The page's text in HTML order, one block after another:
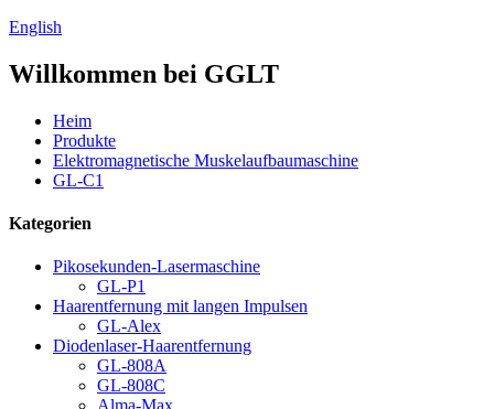
English
Willkommen bei GGLT
Heim
Produkte
Elektromagnetische Muskelaufbaumaschine
GL-C1
Kategorien
Pikosekunden-Lasermaschine
GL-P1
Haarentfernung mit langen Impulsen
GL-Alex
Diodenlaser-Haarentfernung
GL-808A
GL-808C